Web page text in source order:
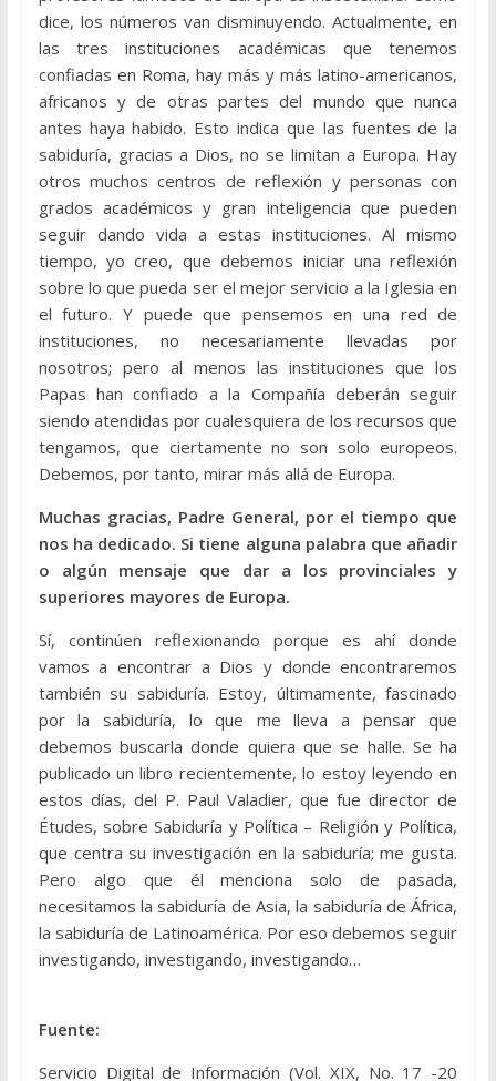
dice, los números van disminuyendo. Actualmente, en
las tres instituciones académicas que tenemos
confiadas en Roma, hay más y más latino-americanos,
africanos y de otras partes del mundo que nunca
antes haya habido. Esto indica que las fuentes de la
sabiduría, gracias a Dios, no se limitan a Europa. Hay
otros muchos centros de reflexión y personas con
grados académicos y gran inteligencia que pueden
seguir dando vida a estas instituciones. Al mismo
tiempo, yo creo, que debemos iniciar una reflexión
sobre lo que pueda ser el mejor servicio a la Iglesia en
el futuro. Y puede que pensemos en una red de
instituciones, no necesariamente llevadas por
nosotros; pero al menos las instituciones que los
Papas han confiado a la Compañía deberán seguir
siendo atendidas por cualesquiera de los recursos que
tengamos, que ciertamente no son solo europeos.
Debemos, por tanto, mirar más allá de Europa.
Muchas gracias, Padre General, por el tiempo que
nos ha dedicado. Si tiene alguna palabra que añadir
o algún mensaje que dar a los provinciales y
superiores mayores de Europa.
Sí, continúen reflexionando porque es ahí donde
vamos a encontrar a Dios y donde encontraremos
también su sabiduría. Estoy, últimamente, fascinado
por la sabiduría, lo que me lleva a pensar que
debemos buscarla donde quiera que se halle. Se ha
publicado un libro recientemente, lo estoy leyendo en
estos días, del P. Paul Valadier, que fue director de
Études, sobre Sabiduría y Política – Religión y Política,
que centra su investigación en la sabiduría; me gusta.
Pero algo que él menciona solo de pasada,
necesitamos la sabiduría de Asia, la sabiduría de África,
la sabiduría de Latinoamérica. Por eso debemos seguir
investigando, investigando, investigando…
Fuente:
Servicio Digital de Información (Vol. XIX, No. 17 -20